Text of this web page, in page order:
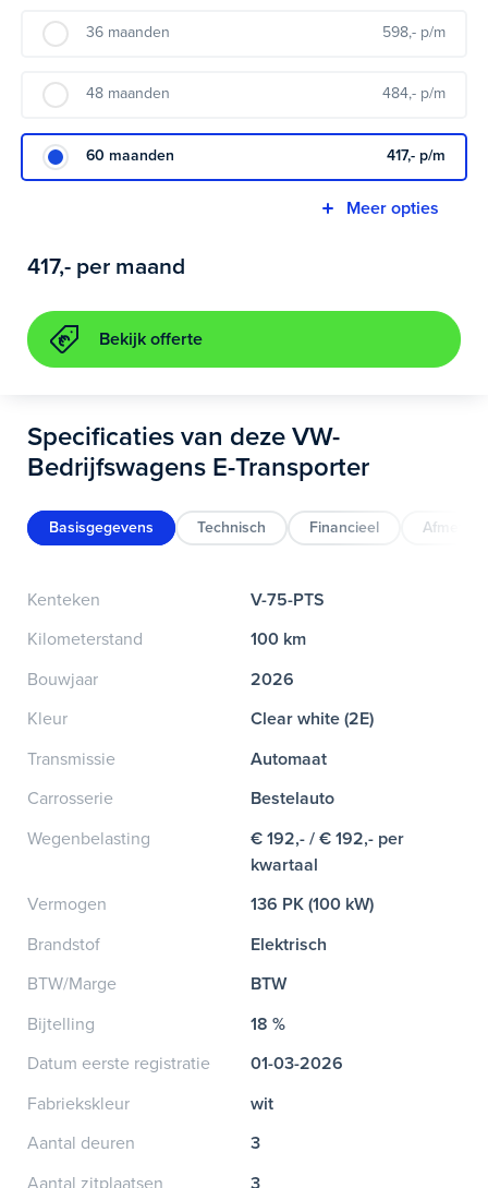
36 maanden 598,- p/m
48 maanden 484,- p/m
60 maanden 417,- p/m
Meer opties
417,- per maand
Bekijk offerte
Specificaties van deze VW-
Bedrijfswagens E-Transporter
Basisgegevens Technisch Financieel
Kenteken
V-75-PTS
Kilometerstand
100 km
Bouwjaar
2026
Kleur
Clear white (2E)
Transmissie
Automaat
Carrosserie
Bestelauto
Wegenbelasting
€ 192,- / € 192,- per
kwartaal
Vermogen
136 PK (100 kW)
Brandstof
Elektrisch
BTW/Marge
BTW
Bijtelling
18 %
Datum eerste registratie
01-03-2026
Fabriekskleur
wit
Aantal deuren
3
Aantal zitplaatsen
3